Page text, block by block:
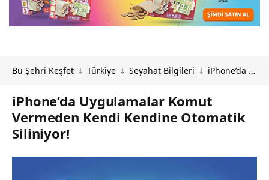
Bu Şehri Keşfet ↓ Türkiye ↓ Seyahat Bilgileri ↓ iPhone’da Uygulamalar Komut Vermeden Kendi Kendine Otomatik Siliniyor!
iPhone’da Uygulamalar Komut
Vermeden Kendi Kendine Otomatik
Siliniyor!